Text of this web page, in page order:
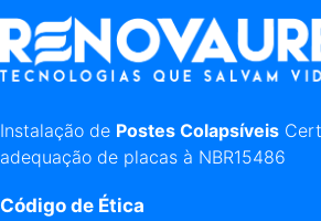
Instalação de Postes Colapsíveis
adequação de placas à NBR15486
Código de Ética